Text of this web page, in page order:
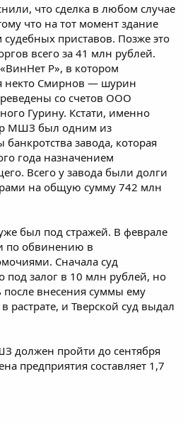
что сделка в любом случае
что на тот момент здание
приставов. Позже это
всего за 41 млн рублей.
Р», в котором
некто Смирнов — шурин
со счетов ООО
Гурину. Кстати, именно
МШЗ был одним из
завода, которая
года назначением
Всего у завода были долги
на общую сумму 742 млн
был под стражей. В феврале
по обвинению в
Сначала суд
под залог в 10 млн рублей, но
внесения суммы ему
растрате, и Тверской суд выдал
должен пройти до сентября
предприятия составляет 1,7